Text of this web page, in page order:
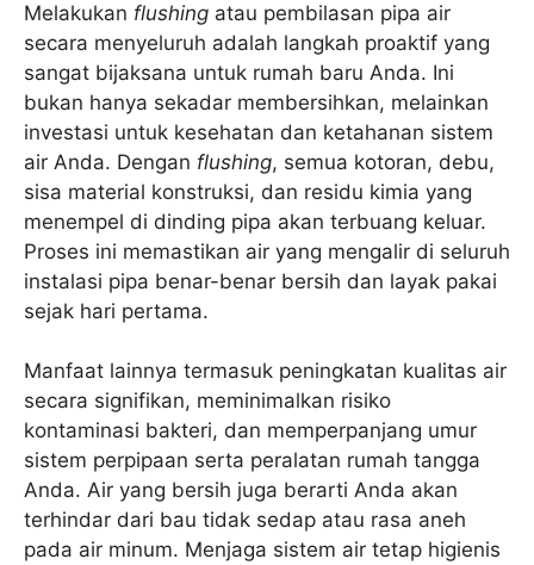
Melakukan flushing atau pembilasan pipa air
secara menyeluruh adalah langkah proaktif yang
sangat bijaksana untuk rumah baru Anda. Ini
bukan hanya sekadar membersihkan, melainkan
investasi untuk kesehatan dan ketahanan sistem
air Anda. Dengan flushing, semua kotoran, debu,
sisa material konstruksi, dan residu kimia yang
menempel di dinding pipa akan terbuang keluar.
Proses ini memastikan air yang mengalir di seluruh
instalasi pipa benar-benar bersih dan layak pakai
sejak hari pertama.
Manfaat lainnya termasuk peningkatan kualitas air
secara signifikan, meminimalkan risiko
kontaminasi bakteri, dan memperpanjang umur
sistem perpipaan serta peralatan rumah tangga
Anda. Air yang bersih juga berarti Anda akan
terhindar dari bau tidak sedap atau rasa aneh
pada air minum. Menjaga sistem air tetap higienis